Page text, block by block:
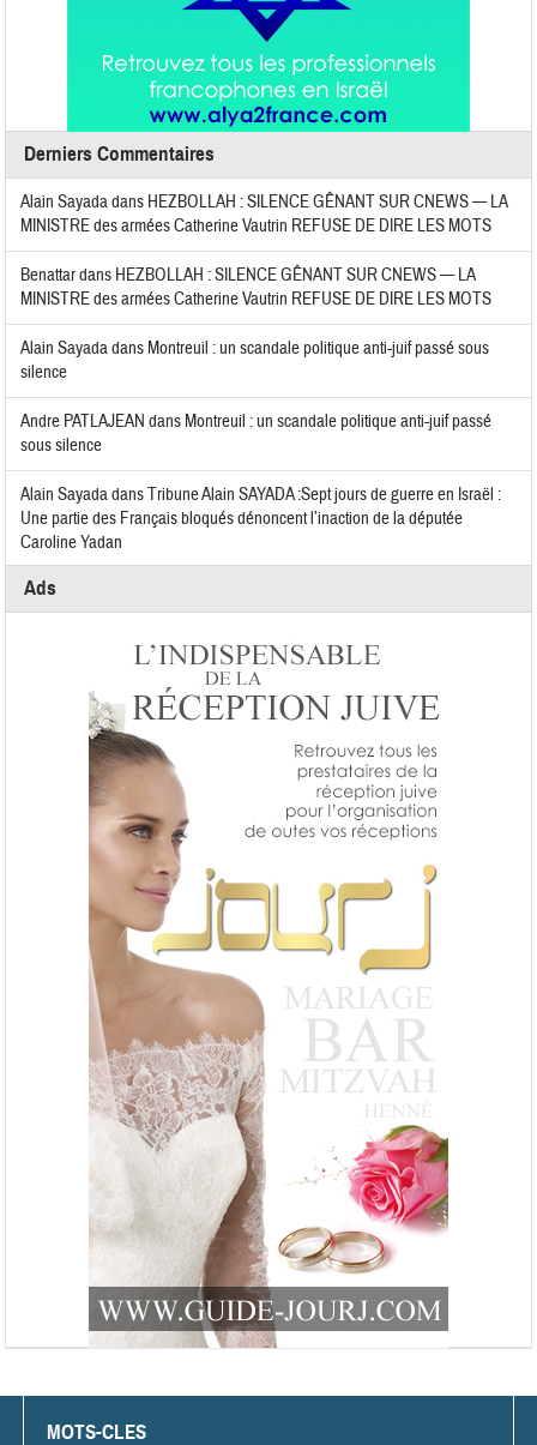
Derniers Commentaires
Alain Sayadadans HEZBOLLAH : SILENCE GÊNANT SUR CNEWS — LA
MINISTRE des armées Catherine Vautrin REFUSE DE DIRE LES MOTS
Benattardans HEZBOLLAH : SILENCE GÊNANT SUR CNEWS — LA
MINISTRE des armées Catherine Vautrin REFUSE DE DIRE LES MOTS
Alain Sayadadans Montreuil : un scandale politique anti-juif passé sous
silence
Andre PATLAJEAN dans Montreuil : un scandale politique anti-juif passé
sous silence
Alain SayadadansTribune Alain SAYADA :Sept jours de guerre en Israël :
Une partie des Français bloqués dénoncent l’inaction de la députée
Caroline Yadan
Ads
MOTS-CLES